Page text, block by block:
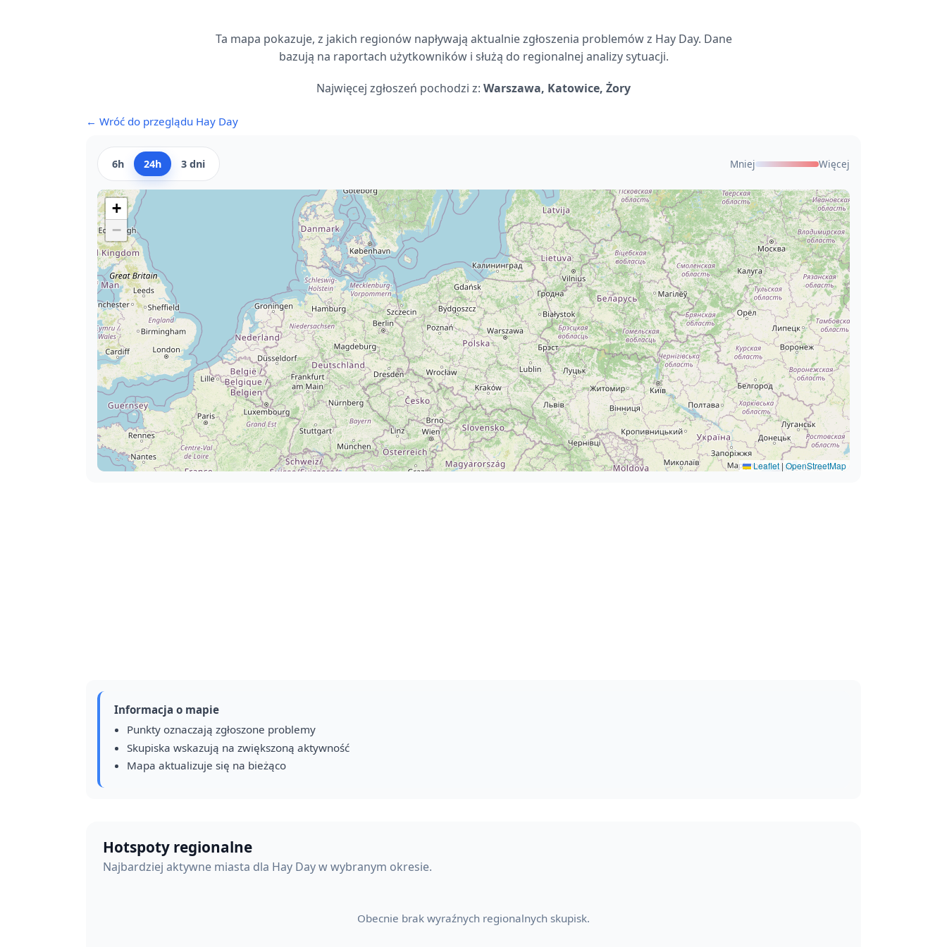
Ta mapa pokazuje, z jakich regionów napływają aktualnie zgłoszenia problemów z Hay Day. Dane
bazują na raportach użytkowników i służą do regionalnej analizy sytuacji.
Najwięcej zgłoszeń pochodzi z: Warszawa, Katowice, Żory
← Wróć do przeglądu Hay Day
6h 24h 3 dni Mniej Więcej
+
−
Leaflet | OpenStreetMap
Informacja o mapie
Punkty oznaczają zgłoszone problemy
Skupiska wskazują na zwiększoną aktywność
Mapa aktualizuje się na bieżąco
Hotspoty regionalne
Najbardziej aktywne miasta dla Hay Day w wybranym okresie.
Obecnie brak wyraźnych regionalnych skupisk.